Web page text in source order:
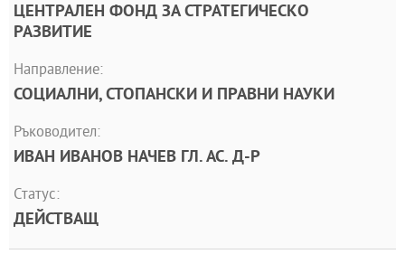
ЦЕНТРАЛЕН ФОНД ЗА СТРАТЕГИЧЕСКО
РАЗВИТИЕ
Направление:
СОЦИАЛНИ, СТОПАНСКИ И ПРАВНИ НАУКИ
Ръководител:
ИВАН ИВАНОВ НАЧЕВ ГЛ. АС. Д-Р
Статус:
ДЕЙСТВАЩ